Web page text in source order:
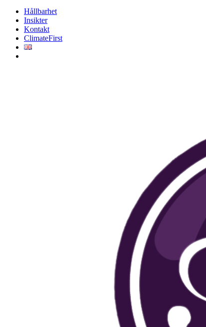
Hållbarhet
Insikter
Kontakt
ClimateFirst